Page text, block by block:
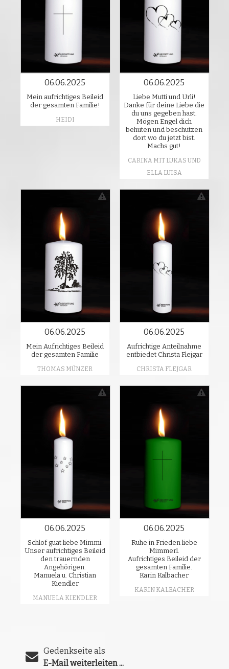
06.06.2025
Mein aufrichtiges Beileid
der gesamten Familie!
HEIDI
06.06.2025
Liebe Mutti und Urli!
Danke für deine Liebe die
du uns gegeben hast.
Mögen Engel dich
behüten und beschützen
dort wo du jetzt bist.
Machs gut!
CARINA MIT LUKAS UND
ELLA LUISA
06.06.2025
Mein Aufrichtiges Beileid
der gesamten Familie
THOMAS MÜNZER
06.06.2025
Aufrichtige Anteilnahme
entbiedet Christa Flejgar
CHRISTA FLEJGAR
06.06.2025
Schlof guat liebe Mimmi.
Unser aufrichtiges Beileid
den trauernden
Angehörigen.
Manuela u. Christian
Kiendler
MANUELA KIENDLER
06.06.2025
Ruhe in Frieden liebe
Mimmerl.
Aufrichtiges Beileid der
gesamten Familie.
Karin Kalbacher
KARIN KALBACHER
Gedenkseite als
E-Mail weiterleiten ...